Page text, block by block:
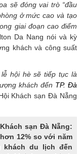
sẽ đóng vai trò “đầu
ở mức cao và tạo
giai đoạn cao điểm
Da Nang nói và kỳ
khách và công suất
hội hè sẽ tiếp tục là
khách đến TP. Đà
Khách sạn Đà Nẵng
sạn Đà Nẵng:
12% so với năm
khách du lịch đến